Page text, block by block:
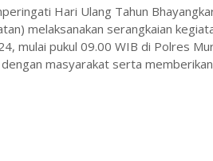
Hari Ulang Tahun
melaksanakan serangkaian
mulai pukul 09.00 WIB di Polres
masyarakat serta